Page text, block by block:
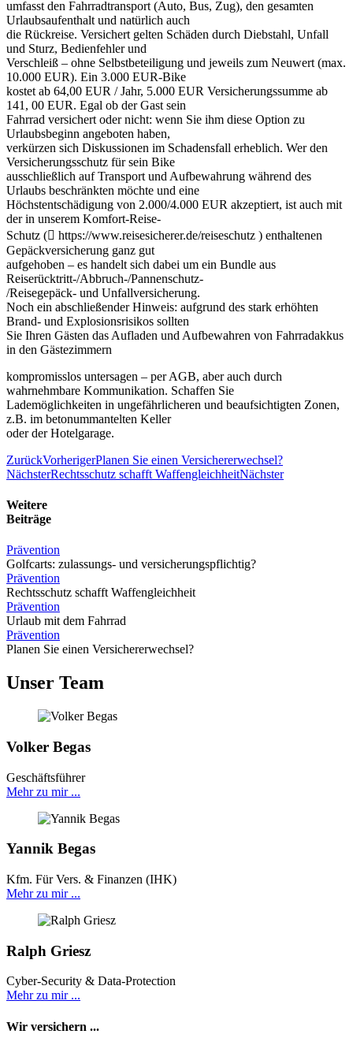
umfasst den Fahrradtransport (Auto, Bus, Zug), den gesamten
Urlaubsaufenthalt und natürlich auch
die Rückreise. Versichert gelten Schäden durch Diebstahl, Unfall
und Sturz, Bedienfehler und
Verschleiß – ohne Selbstbeteiligung und jeweils zum Neuwert (max.
10.000 EUR). Ein 3.000 EUR-Bike
kostet ab 64,00 EUR / Jahr, 5.000 EUR Versicherungssumme ab
141, 00 EUR. Egal ob der Gast sein
Fahrrad versichert oder nicht: wenn Sie ihm diese Option zu
Urlaubsbeginn angeboten haben,
verkürzen sich Diskussionen im Schadensfall erheblich. Wer den
Versicherungsschutz für sein Bike
ausschließlich auf Transport und Aufbewahrung während des
Urlaubs beschränkten möchte und eine
Höchstentschädigung von 2.000/4.000 EUR akzeptiert, ist auch mit
der in unserem Komfort-Reise-
Schutz ( https://www.reisesicherer.de/reiseschutz ) enthaltenen
Gepäckversicherung ganz gut
aufgehoben – es handelt sich dabei um ein Bundle aus
Reiserücktritt-/Abbruch-/Pannenschutz-
/Reisegepäck- und Unfallversicherung.
Noch ein abschließender Hinweis: aufgrund des stark erhöhten
Brand- und Explosionsrisikos sollten
Sie Ihren Gästen das Aufladen und Aufbewahren von Fahrradakkus
in den Gästezimmern
kompromisslos untersagen – per AGB, aber auch durch
wahrnehmbare Kommunikation. Schaffen Sie
Lademöglichkeiten in ungefährlicheren und beaufsichtigten Zonen,
z.B. im betonummantelten Keller
oder der Hotelgarage.
ZurückVorherigerPlanen Sie einen Versichererwechsel?
NächsterRechtsschutz schafft WaffengleichheitNächster
Weitere
Beiträge
Prävention
Golfcarts: zulassungs- und versicherungspflichtig?
Prävention
Rechtsschutz schafft Waffengleichheit
Prävention
Urlaub mit dem Fahrrad
Prävention
Planen Sie einen Versichererwechsel?
Unser Team
Volker Begas
Geschäftsführer
Mehr zu mir ...
Yannik Begas
Kfm. Für Vers. & Finanzen (IHK)
Mehr zu mir ...
Ralph Griesz
Cyber-Security & Data-Protection
Mehr zu mir ...
Wir versichern ...